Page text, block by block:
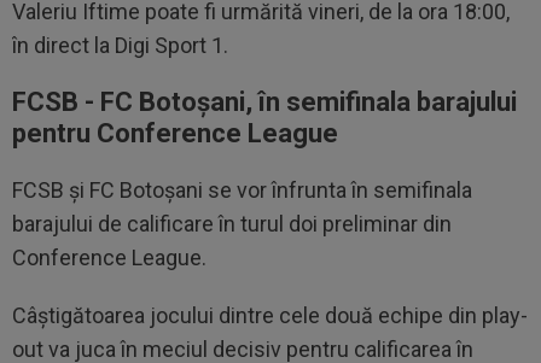
Valeriu Iftime poate fi urmărită vineri, de la ora 18:00,
în direct la Digi Sport 1.
FCSB - FC Botoșani, în semifinala barajului
pentru Conference League
FCSB și FC Botoșani se vor înfrunta în semifinala
barajului de calificare în turul doi preliminar din
Conference League.
Câștigătoarea jocului dintre cele două echipe din play-
out va juca în meciul decisiv pentru calificarea în